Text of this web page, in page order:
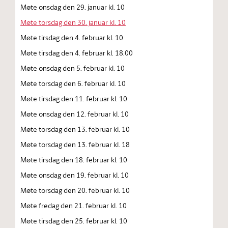
Møte onsdag den 29. januar kl. 10
Møte torsdag den 30. januar kl. 10
Møte tirsdag den 4. februar kl. 10
Møte tirsdag den 4. februar kl. 18.00
Møte onsdag den 5. februar kl. 10
Møte torsdag den 6. februar kl. 10
Møte tirsdag den 11. februar kl. 10
Møte onsdag den 12. februar kl. 10
Møte torsdag den 13. februar kl. 10
Møte torsdag den 13. februar kl. 18
Møte tirsdag den 18. februar kl. 10
Møte onsdag den 19. februar kl. 10
Møte torsdag den 20. februar kl. 10
Møte fredag den 21. februar kl. 10
Møte tirsdag den 25. februar kl. 10